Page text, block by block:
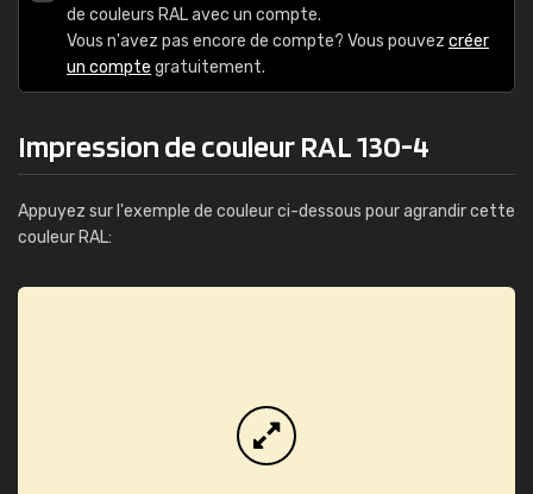
de couleurs RAL avec un compte.
Vous n'avez pas encore de compte? Vous pouvez créer
un compte gratuitement.
Impression de couleur RAL 130-4
Appuyez sur l'exemple de couleur ci-dessous pour agrandir cette
couleur RAL: